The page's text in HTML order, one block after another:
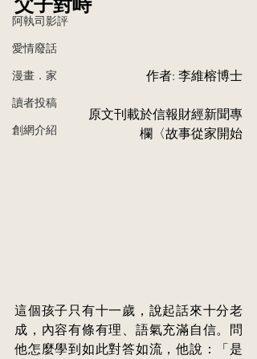
阿執司影評
愛情廢話
漫畫．家
讀者投稿
創網介紹
	作者: 李維榕博士
欄〈故事從家開始
這個孩子只有十一歲，說起話來十分老
成，內容有條有理、語氣充滿自信。問
他怎麼學到如此對答如流，他說：「是